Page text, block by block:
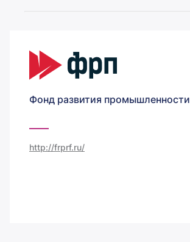
Фонд развития промышленности
http://frprf.ru/